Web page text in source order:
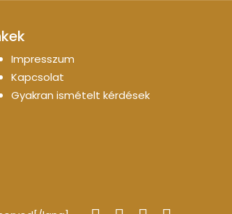
Impresszum
Kapcsolat
Gyakran ismételt kérdések